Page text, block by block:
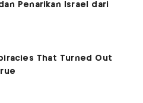
Penarikan Israel dari